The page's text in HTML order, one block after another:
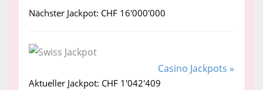
Nächster Jackpot: CHF 16'000'000
Casino Jackpots »
Aktueller Jackpot: CHF 1'042'409